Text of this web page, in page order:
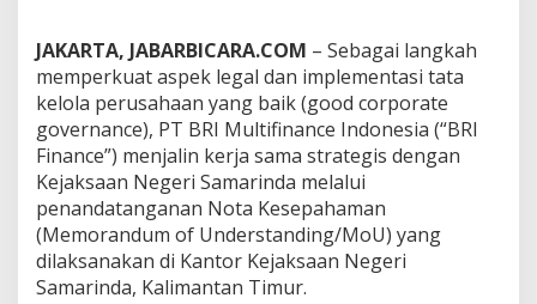
a
r
i
S
a
m
a
r
i
n
d
a
JAKARTA, JABARBICARA.COM – Sebagai langkah
memperkuat aspek legal dan implementasi tata
kelola perusahaan yang baik (good corporate
governance), PT BRI Multifinance Indonesia (“BRI
Finance”) menjalin kerja sama strategis dengan
Kejaksaan Negeri Samarinda melalui
penandatanganan Nota Kesepahaman
(Memorandum of Understanding/MoU) yang
dilaksanakan di Kantor Kejaksaan Negeri
Samarinda, Kalimantan Timur.